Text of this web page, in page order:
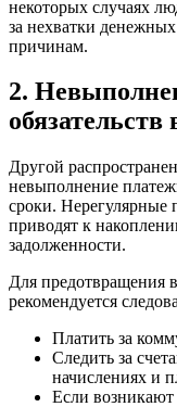
некоторых случаях
за нехватки
причинам.
2.
обязательств
Другой
невыполнение
сроки. Нерегулярные
приводят к
задолженности.
Для предотвращения
рекомендуется
Платить за
Следить за
начислениях и
Если возникают